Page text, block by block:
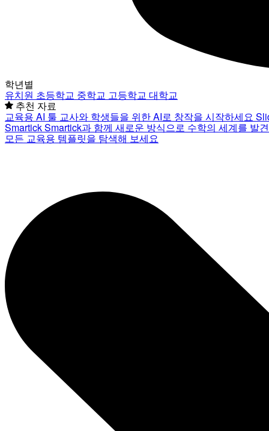
학년별
유치원 초등학교 중학교 고등학교 대학교
추천 자료
교육용 AI 툴 교사와 학생들을 위한 AI로 창작을 시작하세요
SmartickSmartick과 함께 새로운 방식으로 수학의 세계를 발
모든 교육용 템플릿을 탐색해 보세요